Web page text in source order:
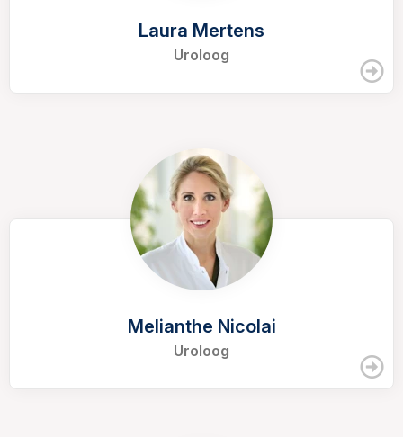
Laura Mertens
Uroloog
Melianthe Nicolai
Uroloog